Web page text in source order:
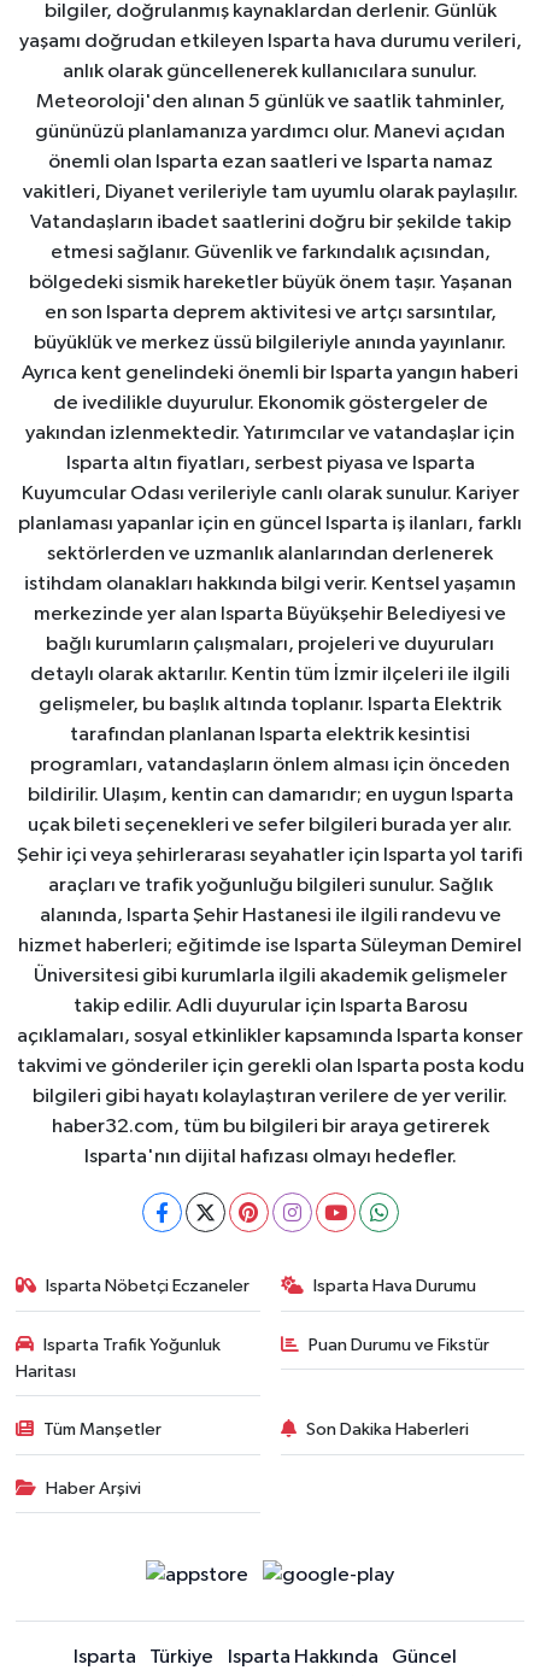
bilgiler, doğrulanmış kaynaklardan derlenir. Günlük
yaşamı doğrudan etkileyen Isparta hava durumu verileri,
anlık olarak güncellenerek kullanıcılara sunulur.
Meteoroloji'den alınan 5 günlük ve saatlik tahminler,
gününüzü planlamanıza yardımcı olur. Manevi açıdan
önemli olan Isparta ezan saatleri ve Isparta namaz
vakitleri, Diyanet verileriyle tam uyumlu olarak paylaşılır.
Vatandaşların ibadet saatlerini doğru bir şekilde takip
etmesi sağlanır. Güvenlik ve farkındalık açısından,
bölgedeki sismik hareketler büyük önem taşır. Yaşanan
en son Isparta deprem aktivitesi ve artçı sarsıntılar,
büyüklük ve merkez üssü bilgileriyle anında yayınlanır.
Ayrıca kent genelindeki önemli bir Isparta yangın haberi
de ivedilikle duyurulur. Ekonomik göstergeler de
yakından izlenmektedir. Yatırımcılar ve vatandaşlar için
Isparta altın fiyatları, serbest piyasa ve Isparta
Kuyumcular Odası verileriyle canlı olarak sunulur. Kariyer
planlaması yapanlar için en güncel Isparta iş ilanları, farklı
sektörlerden ve uzmanlık alanlarından derlenerek
istihdam olanakları hakkında bilgi verir. Kentsel yaşamın
merkezinde yer alan Isparta Büyükşehir Belediyesi ve
bağlı kurumların çalışmaları, projeleri ve duyuruları
detaylı olarak aktarılır. Kentin tüm İzmir ilçeleri ile ilgili
gelişmeler, bu başlık altında toplanır. Isparta Elektrik
tarafından planlanan Isparta elektrik kesintisi
programları, vatandaşların önlem alması için önceden
bildirilir. Ulaşım, kentin can damarıdır; en uygun Isparta
uçak bileti seçenekleri ve sefer bilgileri burada yer alır.
Şehir içi veya şehirlerarası seyahatler için Isparta yol tarifi
araçları ve trafik yoğunluğu bilgileri sunulur. Sağlık
alanında, Isparta Şehir Hastanesi ile ilgili randevu ve
hizmet haberleri; eğitimde ise Isparta Süleyman Demirel
Üniversitesi gibi kurumlarla ilgili akademik gelişmeler
takip edilir. Adli duyurular için Isparta Barosu
açıklamaları, sosyal etkinlikler kapsamında Isparta konser
takvimi ve gönderiler için gerekli olan Isparta posta kodu
bilgileri gibi hayatı kolaylaştıran verilere de yer verilir.
haber32.com, tüm bu bilgileri bir araya getirerek
Isparta'nın dijital hafızası olmayı hedefler.
Isparta Nöbetçi Eczaneler Isparta Hava Durumu
Isparta Trafik Yoğunluk
Haritası
Puan Durumu ve Fikstür
Tüm Manşetler Son Dakika Haberleri
Haber Arşivi
Isparta Türkiye Isparta Hakkında Güncel